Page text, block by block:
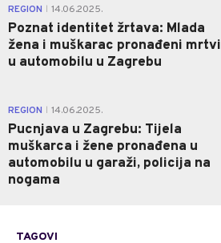
REGION 14.06.2025.
Poznat identitet žrtava: Mlada
žena i muškarac pronađeni mrtvi
u automobilu u Zagrebu
REGION 14.06.2025.
Pucnjava u Zagrebu: Tijela
muškarca i žene pronađena u
automobilu u garaži, policija na
nogama
TAGOVI